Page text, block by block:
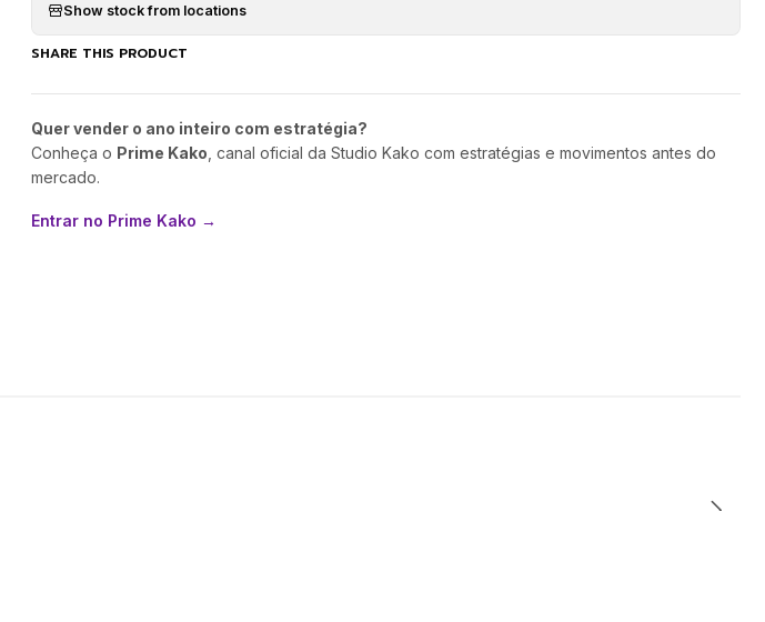
Show stock from locations
SHARE THIS PRODUCT
Quer vender o ano inteiro com estratégia?
Conheça o Prime Kako , canal oficial da Studio Kako com estratégias e movimentos antes do
mercado.
Entrar no Prime Kako →